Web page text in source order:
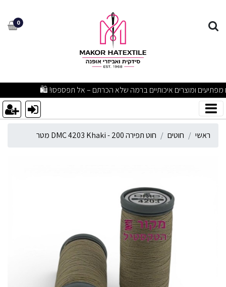
חוט תפירה DMC 4203 Khaki - 200 מטר 0
מבצעים מפתיעים ומוצרים איכותיים ברמה שלא הכרתם – אל תפספסו!
ראשי חוטים חוט תפירה DMC 4203 Khaki - 200 מטר